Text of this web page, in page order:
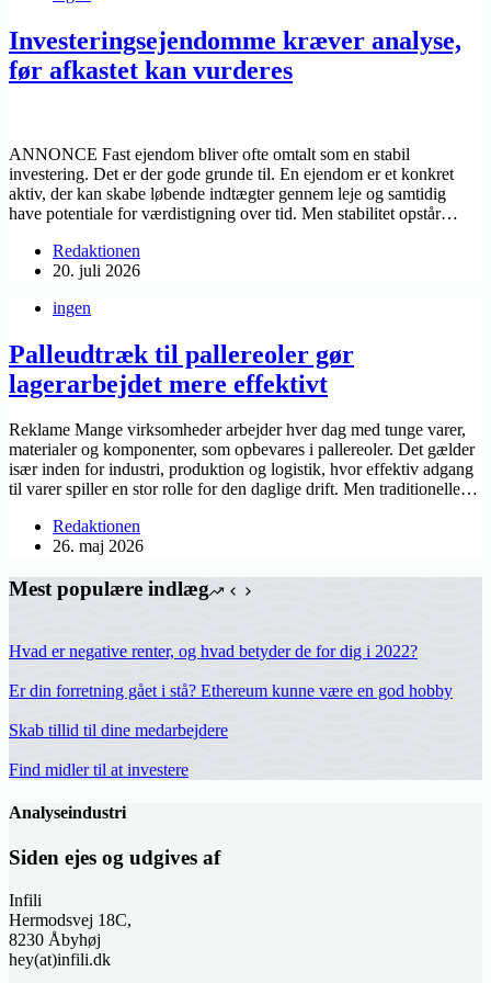
Investeringsejendomme kræver analyse,
før afkastet kan vurderes
ANNONCE Fast ejendom bliver ofte omtalt som en stabil
investering. Det er der gode grunde til. En ejendom er et konkret
aktiv, der kan skabe løbende indtægter gennem leje og samtidig
have potentiale for værdistigning over tid. Men stabilitet opstår…
Redaktionen
20. juli 2026
ingen
Palleudtræk til pallereoler gør
lagerarbejdet mere effektivt
Reklame Mange virksomheder arbejder hver dag med tunge varer,
materialer og komponenter, som opbevares i pallereoler. Det gælder
især inden for industri, produktion og logistik, hvor effektiv adgang
til varer spiller en stor rolle for den daglige drift. Men traditionelle…
Redaktionen
26. maj 2026
Mest populære indlæg
Hvad er negative renter, og hvad betyder de for dig i 2022?
Er din forretning gået i stå? Ethereum kunne være en god hobby
Skab tillid til dine medarbejdere
Find midler til at investere
Analyseindustri
Siden ejes og udgives af
Infili
Hermodsvej 18C,
8230 Åbyhøj
hey(at)infili.dk